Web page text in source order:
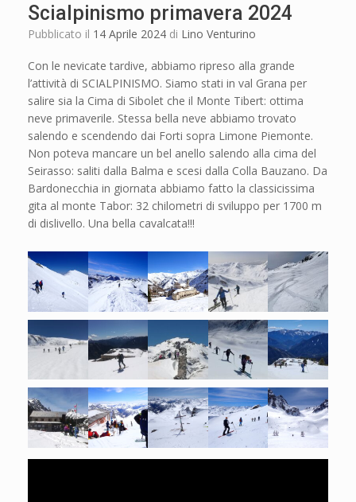
Scialpinismo primavera 2024
Pubblicato il 14 Aprile 2024 di Lino Venturino
Con le nevicate tardive, abbiamo ripreso alla grande
l’attività di SCIALPINISMO. Siamo stati in val Grana per
salire sia la Cima di Sibolet che il Monte Tibert: ottima
neve primaverile. Stessa bella neve abbiamo trovato
salendo e scendendo dai Forti sopra Limone Piemonte.
Non poteva mancare un bel anello salendo alla cima del
Seirasso: saliti dalla Balma e scesi dalla Colla Bauzano. Da
Bardonecchia in giornata abbiamo fatto la classicissima
gita al monte Tabor: 32 chilometri di sviluppo per 1700 m
di dislivello. Una bella cavalcata!!!